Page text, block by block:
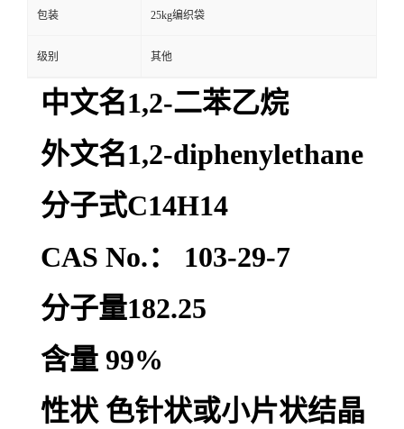
包装 25kg编织袋
级别 其他
中文名1,2-二苯乙烷
外文名1,2-diphenylethane
分子式C14H14
CAS No.： 103-29-7
分子量182.25
含量 99%
性状 色针状或小片状结晶